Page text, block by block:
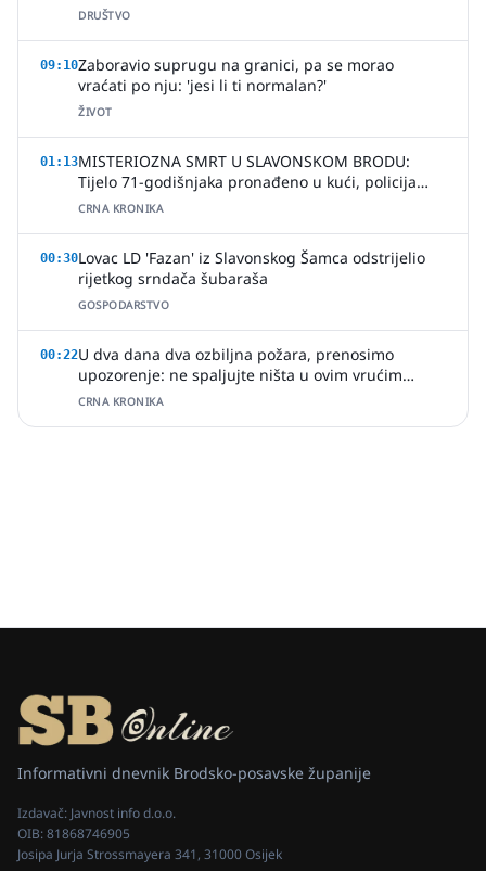
DRUŠTVO
09:10Zaboravio suprugu na granici, pa se morao
vraćati po nju: 'jesi li ti normalan?'
ŽIVOT
01:13MISTERIOZNA SMRT U SLAVONSKOM BRODU:
Tijelo 71-godišnjaka pronađeno u kući, policija
uhitila jednu osobu
CRNA KRONIKA
00:30Lovac LD 'Fazan' iz Slavonskog Šamca odstrijelio
rijetkog srndača šubaraša
GOSPODARSTVO
00:22U dva dana dva ozbiljna požara, prenosimo
upozorenje: ne spaljujte ništa u ovim vrućim
ljetnim danima
CRNA KRONIKA
Informativni dnevnik Brodsko-posavske županije
Izdavač: Javnost info d.o.o.
OIB:81868746905
Josipa Jurja Strossmayera 341, 31000 Osijek